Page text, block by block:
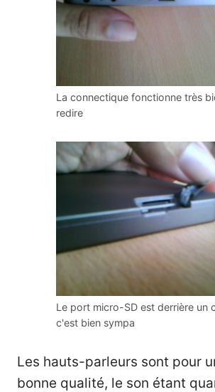
La connectique fonctionne très
redire
Le port micro-SD est derrière un
c'est bien sympa
Les hauts-parleurs sont pour
bonne qualité, le son étant